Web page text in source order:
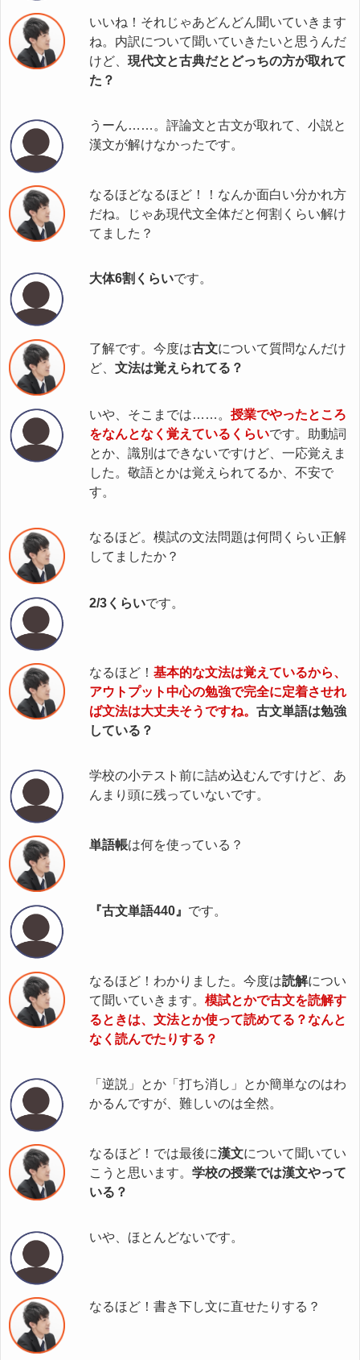
いいね！それじゃあどんどん聞いていきます
ね。内訳について聞いていきたいと思うんだ
けど、 現代文と古典だとどっちの方が取れて
た？
うーん……。評論文と古文が取れて、小説と
漢文が解けなかったです。
なるほどなるほど！！なんか面白い分かれ方
だね。じゃあ現代文全体だと何割くらい解け
てました？
大体6割くらいです。
了解です。今度は古文について質問なんだけ
ど、 文法は覚えられてる？
いや、そこまでは……。 授業でやったところ
をなんとなく覚えているくらいです。助動詞
とか、識別はできないですけど、一応覚えま
した。敬語とかは覚えられてるか、不安で
す。
なるほど。模試の文法問題は何問くらい正解
してましたか？
2/3くらいです。
なるほど！ 基本的な文法は覚えているから、
アウトプット中心の勉強で完全に定着させれ
ば文法は大丈夫そうですね。 古文単語は勉強
している？
学校の小テスト前に詰め込むんですけど、あ
んまり頭に残っていないです。
単語帳は何を使っている？
『古文単語440』 です。
なるほど！わかりました。今度は読解につい
て聞いていきます。 模試とかで古文を読解す
るときは、文法とか使って読めてる？なんと
なく読んでたりする？
「逆説」とか「打ち消し」とか簡単なのはわ
かるんですが、難しいのは全然。
なるほど！では最後に漢文について聞いてい
こうと思います。 学校の授業では漢文やって
いる？
いや、ほとんどないです。
なるほど！書き下し文に直せたりする？